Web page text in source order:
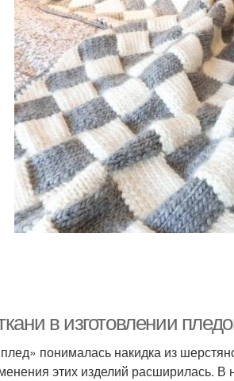
в изготовлении
понималась накидка из
этих изделий расширилась.